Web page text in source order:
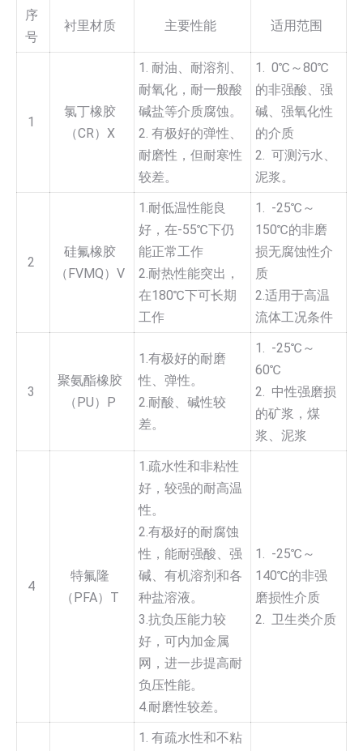
序
号
衬里材质 主要性能 适用范围
1
氯丁橡胶
（CR）X
1. 耐油、耐溶剂、
耐氧化，耐一般酸
碱盐等介质腐蚀。
2. 有极好的弹性、
耐磨性，但耐寒性
较差。
1. 0℃～80℃
的非强酸、强
碱、强氧化性
的介质
2. 可测污水、
泥浆。
2
硅氟橡胶
（FVMQ）V
1.耐低温性能良
好，在-55℃下仍
能正常工作
2.耐热性能突出，
在180℃下可长期
工作
1. -25℃～
150℃的非磨
损无腐蚀性介
质
2.适用于高温
流体工况条件
3
聚氨酯橡胶
（PU）P
1.有极好的耐磨
性、弹性。
2.耐酸、碱性较
差。
1. -25℃～
60℃
2. 中性强磨损
的矿浆，煤
浆、泥浆
4
特氟隆
（PFA）T
1.疏水性和非粘性
好，较强的耐高温
性。
2.有极好的耐腐蚀
性，能耐强酸、强
碱、有机溶剂和各
种盐溶液。
3.抗负压能力较
好，可内加金属
网，进一步提高耐
负压性能。
4.耐磨性较差。
1. -25℃～
140℃的非强
磨损性介质
2. 卫生类介质
1. 有疏水性和不粘